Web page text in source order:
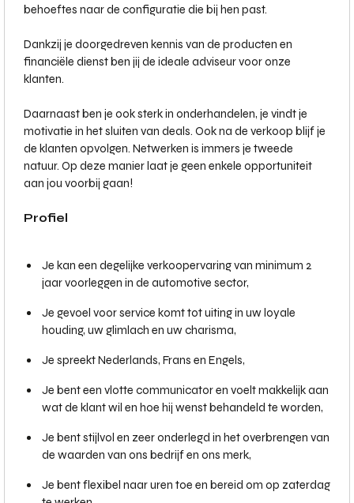
behoeftes naar de configuratie die bij hen past.
Dankzij je doorgedreven kennis van de producten en
financiële dienst ben jij de ideale adviseur voor onze
klanten.
Daarnaast ben je ook sterk in onderhandelen, je vindt je
motivatie in het sluiten van deals. Ook na de verkoop blijf je
de klanten opvolgen. Netwerken is immers je tweede
natuur. Op deze manier laat je geen enkele opportuniteit
aan jou voorbij gaan!
Profiel
Je kan een degelijke verkoopervaring van minimum 2
jaar voorleggen in de automotive sector,
Je gevoel voor service komt tot uiting in uw loyale
houding, uw glimlach en uw charisma,
Je spreekt Nederlands, Frans en Engels,
Je bent een vlotte communicator en voelt makkelijk aan
wat de klant wil en hoe hij wenst behandeld te worden,
Je bent stijlvol en zeer onderlegd in het overbrengen van
de waarden van ons bedrijf en ons merk,
Je bent flexibel naar uren toe en bereid om op zaterdag